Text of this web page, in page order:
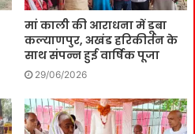
मां काली की आराधना में डूबा
कल्याणपुर, अखंड हरिकीर्तन के
साथ संपन्न हुई वार्षिक पूजा
29/06/2026